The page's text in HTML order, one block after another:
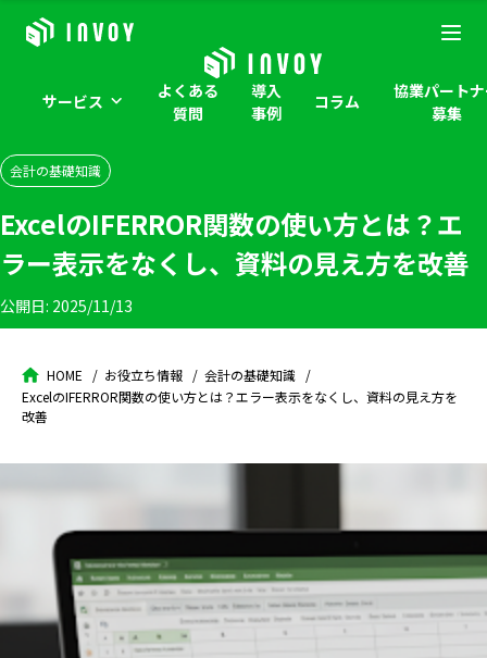
サービス
よくある
質問
導入
事例
コラム
協業パート
募集
会計の基礎知識
ExcelのIFERROR関数の使い方とは？エ
ラー表示をなくし、資料の見え方を改善
公開日: 2025/11/13
HOME お役立ち情報
会計の基礎知識
ExcelのIFERROR関数の使い方とは？エラー表示をなくし、資料の見え方を
改善